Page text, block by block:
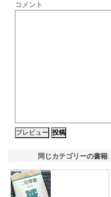
コメント
同じカテゴリーの書籍: